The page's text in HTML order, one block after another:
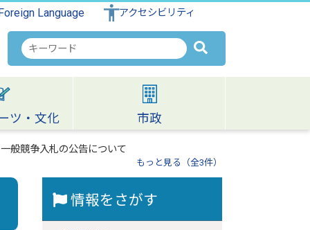
Language アクセシビリティ
検
索
キ
ワ
ー
ド
ツ・文化 市政
般競争入札の公告について
もっと見る（全3件）
情報をさがす